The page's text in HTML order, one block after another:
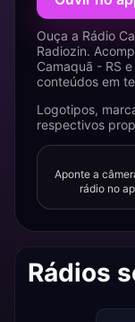
Ouça a Rádio
Radiozin.
Camaquã - RS
conteúdos em
Logotipos,
respectivos
Aponte a
rádio no
Rádios